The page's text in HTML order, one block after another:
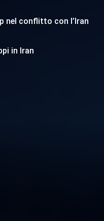
nel conflitto con l’Iran
in Iran